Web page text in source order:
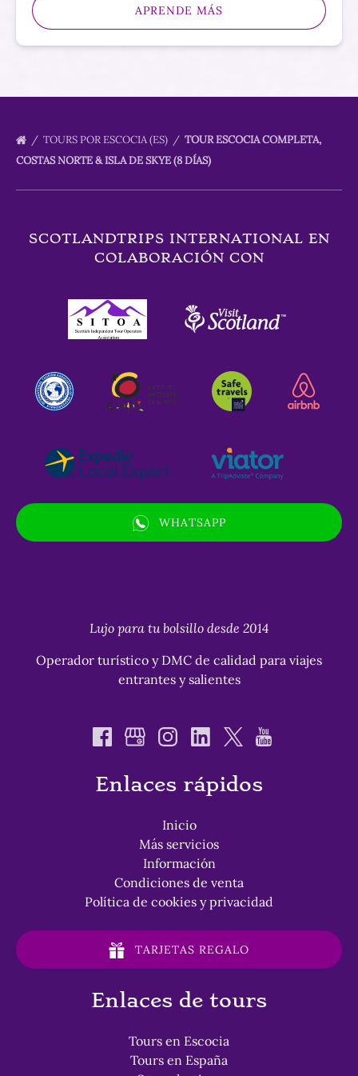
APRENDE MÁS
TOURS POR ESCOCIA (ES)
TOUR ESCOCIA COMPLETA,
COSTAS NORTE & ISLA DE SKYE (8 DÍAS)
SCOTLANDTRIPS INTERNATIONAL EN
COLABORACIÓN CON
WHATSAPP
Lujo para tu bolsillo desde 2014
Operador turístico y DMC de calidad para viajes
entrantes y salientes
Enlaces rápidos
Inicio
Más servicios
Información
Condiciones de venta
Política de cookies y privacidad
TARJETAS REGALO
Enlaces de tours
Tours en Escocia
Tours en España